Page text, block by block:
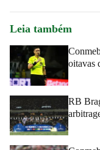
Leia também
oitavas
RB